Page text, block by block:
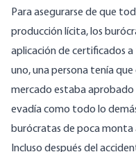
Para asegurarse de que
producción lícita, los
aplicación de certificados
uno, una persona tenía
mercado estaba aprobado
evadía como todo lo
burócratas de poca monta
Incluso después del